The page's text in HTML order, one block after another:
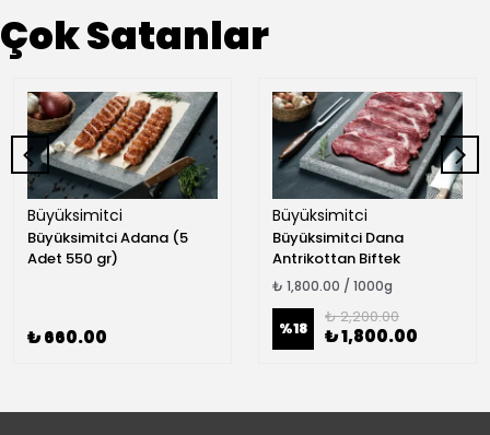
Çok Satanlar
Büyüksimitci
Büyüksimitci Adana (5
Adet 550 gr)
₺ 660.00
Büyüksimitci
Büyüksimitci Dana
Antrikottan Biftek
₺ 1,800.00 / 1000g
%18
₺ 2,200.00
₺ 1,800.00